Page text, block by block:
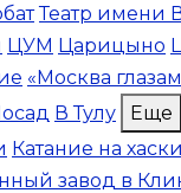
Театр имени
ЦУМ Царицыно
«Москва
В Тулу Еще
Катание на хаски
завод в